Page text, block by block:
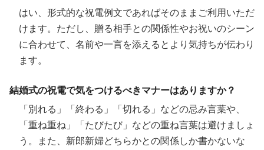
はい、形式的な祝電例文であればそのままご利用いただ
けます。ただし、贈る相手との関係性やお祝いのシーン
に合わせて、名前や一言を添えるとより気持ちが伝わり
ます。
結婚式の祝電で気をつけるべきマナーはありますか？
「別れる」「終わる」「切れる」などの忌み言葉や、
「重ね重ね」「たびたび」などの重ね言葉は避けましょ
う。また、新郎新婦どちらかとの関係しか書かないな